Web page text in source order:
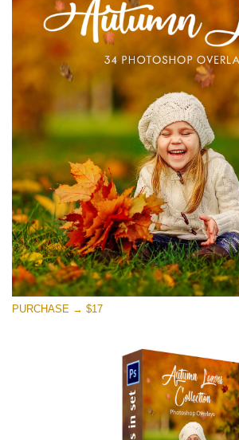
Large 6000*4000px
Entire Collection
(1783 Overlays)
Large 6000*4000px
Download Gratuito
PURCHASE → $17